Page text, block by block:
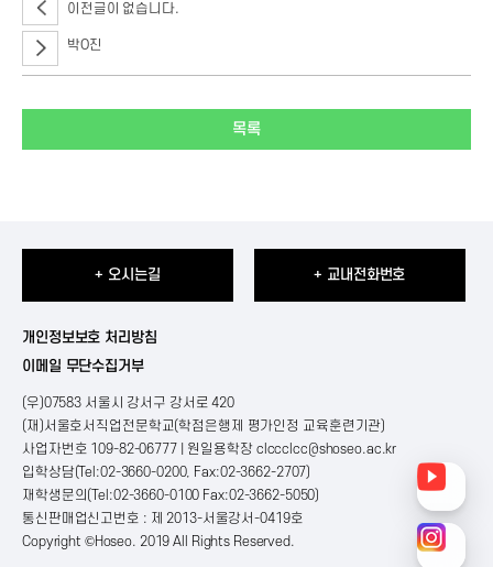
이전글이 없습니다.
박O진
목록
+ 오시는길 + 교내전화번호
개인정보보호 처리방침
이메일 무단수집거부
(우)07583 서울시 강서구 강서로 420
(재)서울호서직업전문학교(학점은행제 평가인정 교육훈련기관)
사업자번호 109-82-06777 | 원일용학장 clccclcc@shoseo.ac.kr
입학상담(Tel:02-3660-0200, Fax:02-3662-2707)
재학생문의(Tel:02-3660-0100 Fax:02-3662-5050)
통신판매업신고번호 : 제 2013-서울강서-0419호
Copyright ©Hoseo. 2019 All Rights Reserved.